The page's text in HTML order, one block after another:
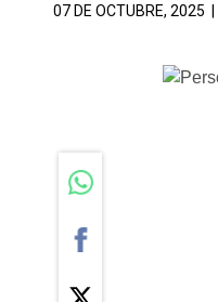
07 DE OCTUBRE, 2025